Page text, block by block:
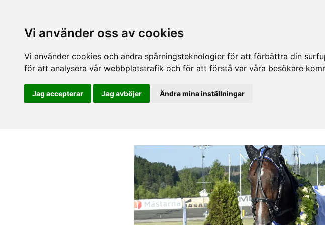
Vi använder oss av cookies
Vi använder cookies och andra spårningsteknologier för att förbättra din
för att analysera vår webbplatstrafik och för att förstå var våra besökare
Jag accepterar Jag avböjer Ändra mina inställningar